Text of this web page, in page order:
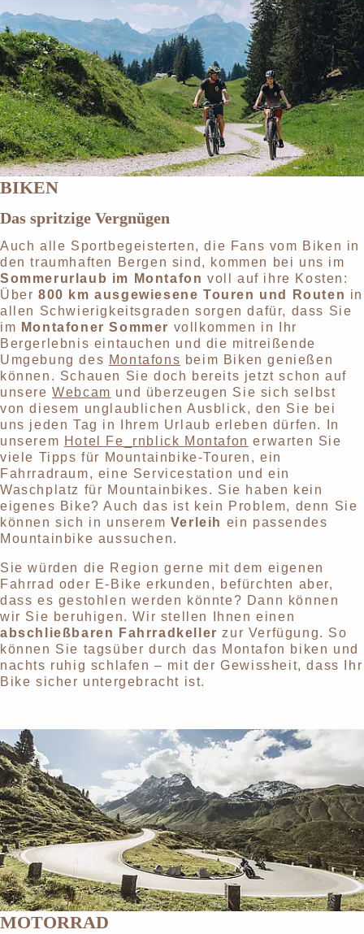
BIKEN
Das spritzige Vergnügen
Auch alle Sportbegeisterten, die Fans vom Biken in
den traumhaften Bergen sind, kommen bei uns im
Sommerurlaub im Montafon voll auf ihre Kosten:
Über 800 km ausgewiesene Touren und Routen in
allen Schwierigkeitsgraden sorgen dafür, dass Sie
im Montafoner Sommer vollkommen in Ihr
Bergerlebnis eintauchen und die mitreißende
Umgebung des Montafons beim Biken genießen
können. Schauen Sie doch bereits jetzt schon auf
unsereWebcam und überzeugen Sie sich selbst
von diesem unglaublichen Ausblick, den Sie bei
uns jeden Tag in Ihrem Urlaub erleben dürfen. In
unserem Hotel Fe_rnblick Montafon erwarten Sie
viele Tipps für Mountainbike-Touren, ein
Fahrradraum, eine Servicestation und ein
Waschplatz für Mountainbikes. Sie haben kein
eigenes Bike? Auch das ist kein Problem, denn Sie
können sich in unserem Verleih ein passendes
Mountainbike aussuchen.
Sie würden die Region gerne mit dem eigenen
Fahrrad oder E-Bike erkunden, befürchten aber,
dass es gestohlen werden könnte? Dann können
wir Sie beruhigen. Wir stellen Ihnen einen
abschließbaren Fahrradkeller zur Verfügung. So
können Sie tagsüber durch das Montafon biken und
nachts ruhig schlafen – mit der Gewissheit, dass Ihr
Bike sicher untergebracht ist.
MOTORRAD